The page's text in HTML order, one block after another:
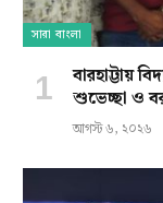
সারা বাংলা
বারহাট্টায়
শুভেচ্ছা ও
আগস্ট ৬, ২০২৬